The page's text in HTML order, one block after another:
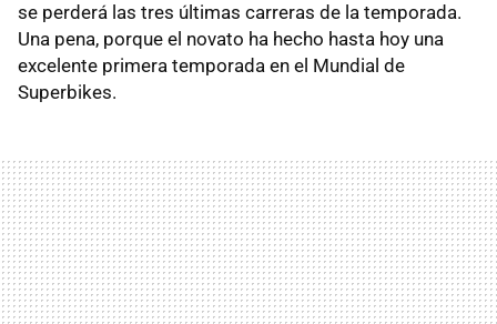
se perderá las tres últimas carreras de la temporada.
Una pena, porque el novato ha hecho hasta hoy una
excelente primera temporada en el Mundial de
Superbikes.